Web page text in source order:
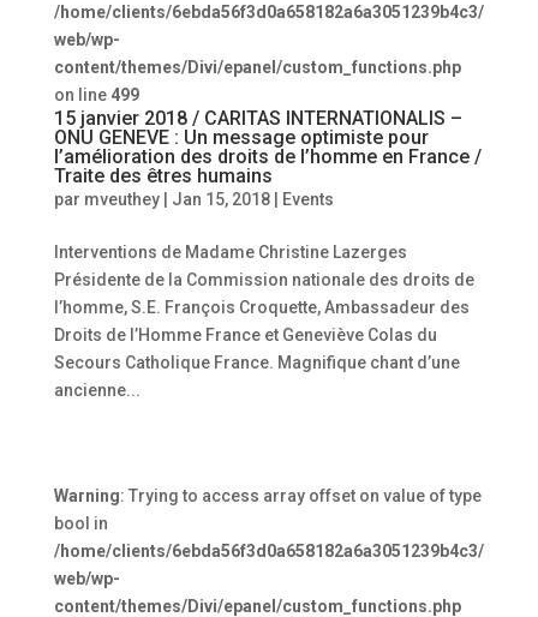
/home/clients/6ebda56f3d0a658182a6a3051239b4c3/
web/wp-
content/themes/Divi/epanel/custom_functions.php
on line 499
15 janvier 2018 / CARITAS INTERNATIONALIS –
ONU GENEVE : Un message optimiste pour
l’amélioration des droits de l’homme en France /
Traite des êtres humains
par mveuthey| Jan 15, 2018| Events
Interventions de Madame Christine Lazerges
Présidente de la Commission nationale des droits de
l’homme, S.E. François Croquette, Ambassadeur des
Droits de l’Homme France et Geneviève Colas du
Secours Catholique France. Magnifique chant d’une
ancienne...
Warning: Trying to access array offset on value of type
bool in
/home/clients/6ebda56f3d0a658182a6a3051239b4c3/
web/wp-
content/themes/Divi/epanel/custom_functions.php